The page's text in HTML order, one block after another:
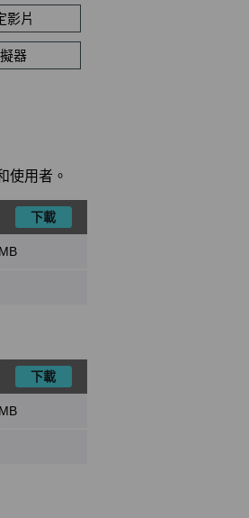
影片
器
使用者。
下載
下載